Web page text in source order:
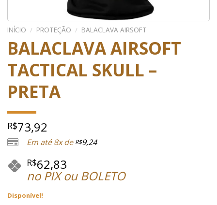
INÍCIO / PROTEÇÃO / BALACLAVA AIRSOFT
BALACLAVA AIRSOFT
TACTICAL SKULL –
PRETA
R$73,92
Em até 8x de R$9,24
R$62,83
no PIX ou BOLETO
Disponível!